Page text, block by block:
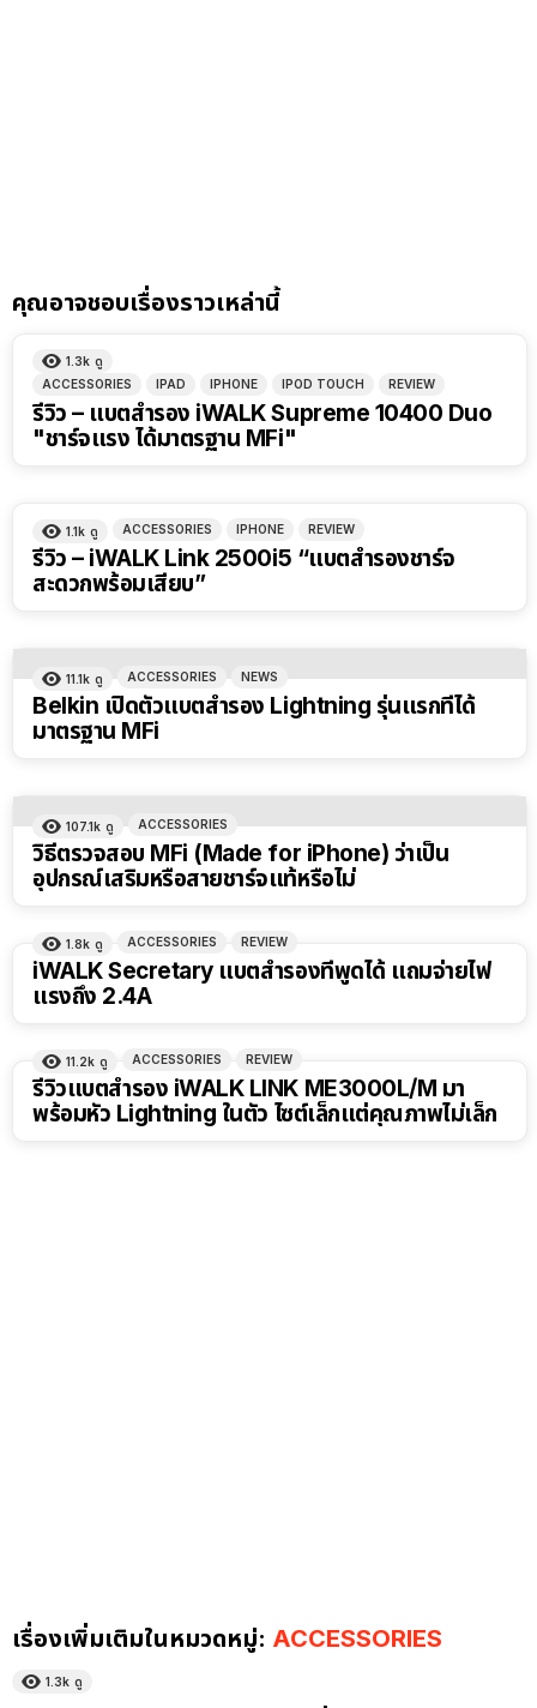
คุณอาจชอบเรื่องราวเหล่านี้
1.3k ดู
ACCESSORIES
IPAD IPHONE IPOD TOUCH REVIEW
รีวิว – แบตสำรอง iWALK Supreme 10400 Duo
"ชาร์จแรง ได้มาตรฐาน MFi"
1.1k ดู ACCESSORIES IPHONE REVIEW
รีวิว – iWALK Link 2500i5 “แบตสำรองชาร์จ
สะดวกพร้อมเสียบ”
11.1k ดู ACCESSORIES NEWS
Belkin เปิดตัวแบตสำรอง Lightning รุ่นแรกที่ได้
มาตรฐาน MFi
107.1k ดู ACCESSORIES
วิธีตรวจสอบ MFi (Made for iPhone) ว่าเป็น
อุปกรณ์เสริมหรือสายชาร์จแท้หรือไม่
1.8k ดู ACCESSORIES REVIEW
iWALK Secretary แบตสำรองที่พูดได้ แถมจ่ายไฟ
แรงถึง 2.4A
11.2k ดู ACCESSORIES REVIEW
รีวิวแบตสำรอง iWALK LINK ME3000L/M มา
พร้อมหัว Lightning ในตัว ไซต์เล็กแต่คุณภาพไม่เล็ก
เรื่องเพิ่มเติมในหมวดหมู่: ACCESSORIES
1.3k ดู